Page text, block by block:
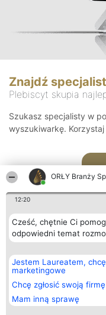
ORŁY Branży
12:20
Cześć, chętnie Ci
odpowiedni temat
Jestem Laureatem,
marketingowe
Chcę zgłosić swoją
Mam inną sprawę
Znajdź
Plebiscyt skupia
Szukasz specjalisty w
wyszukiwarkę.
Organizator plebiscytu
Bright Side Solutions sp. z o.
o. sp. k.
ul. Ruska 22
Wrocław 50-079
KRS 0000749100 | Regon
381313360 | NIP 8943132676